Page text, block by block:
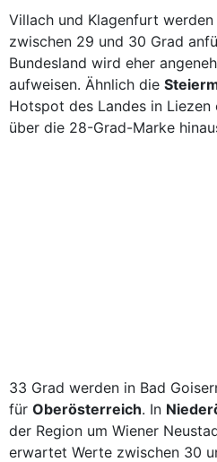
Villach und Klagenfurt werden
zwischen 29 und 30 Grad
Bundesland wird eher
aufweisen. Ähnlich die
Hotspot des Landes in
über die 28-Grad-Marke
33 Grad werden in Bad
für Oberösterreich. In
der Region um Wiener
erwartet Werte zwischen 30